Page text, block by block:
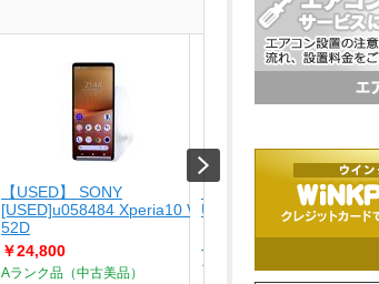
【USED】 SONY
[USED]u058484 Xperia10 V SO-
52D
￥24,800
Aランク品（中古美品）
【未使用品】 ナカバヤシ
USA-CHD6BK
￥4,280
Type-C ? HDMIディスプレイ
ア...